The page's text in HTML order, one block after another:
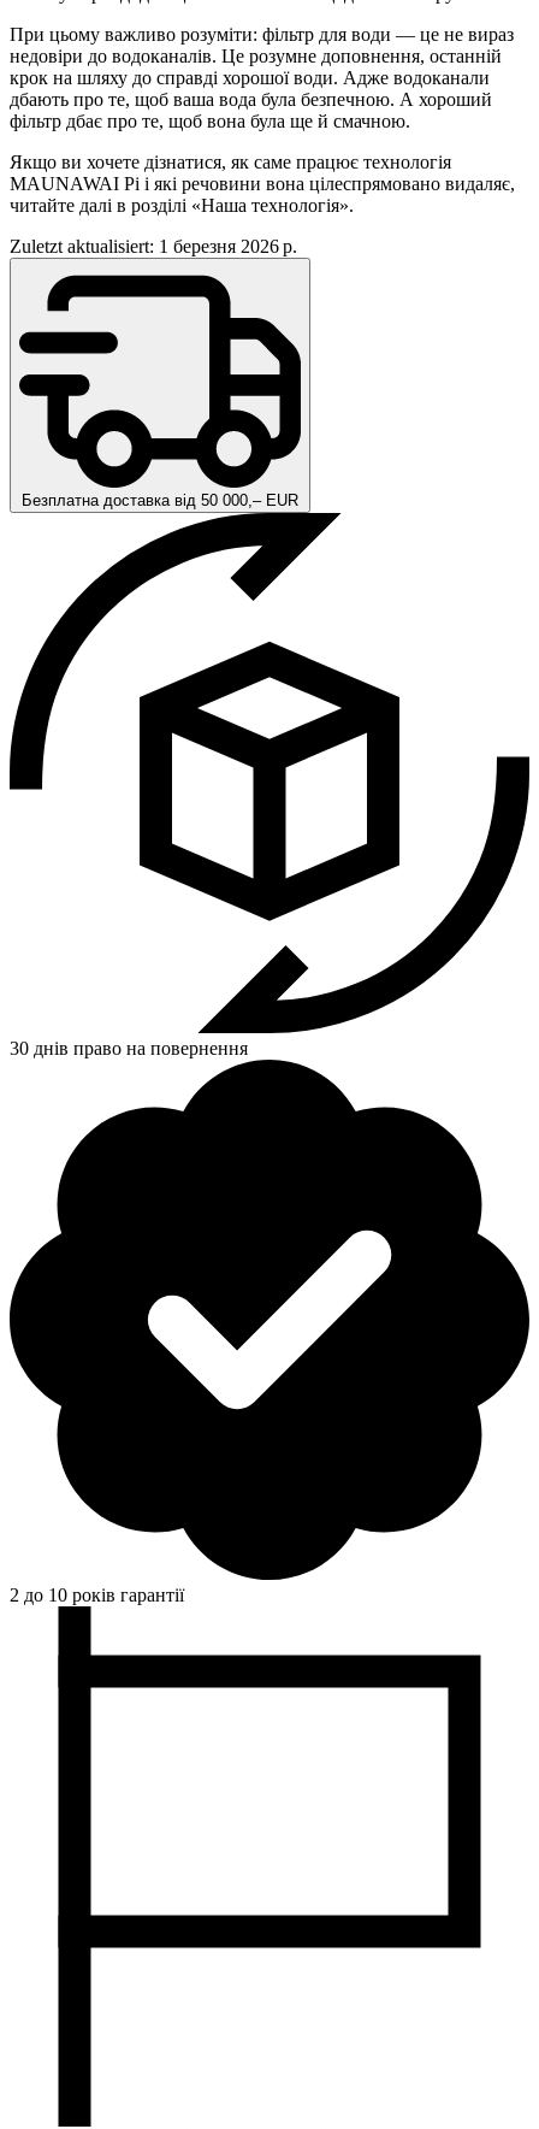
При цьому важливо розуміти: фільтр для води — це не вираз
недовіри до водоканалів. Це розумне доповнення, останній
крок на шляху до справді хорошої води. Адже водоканали
дбають про те, щоб ваша вода була безпечною. А хороший
фільтр дбає про те, щоб вона була ще й смачною.
Якщо ви хочете дізнатися, як саме працює технологія
MAUNAWAI Pi і які речовини вона цілеспрямовано видаляє,
читайте далі в розділі «Наша технологія».
Zuletzt aktualisiert: 1 березня 2026 р.
Безплатна доставка від 50 000,– EUR
30 днів право на повернення
2 до 10 років гарантії